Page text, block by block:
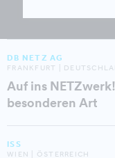
DB NETZ AG
FRANKFURT |
Auf ins
besonderen Art
ISS
WIEN | ÖSTERREICH